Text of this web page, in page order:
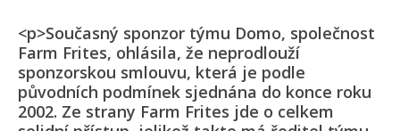
<p>Současný sponzor týmu Domo, společnost
Farm Frites, ohlásila, že neprodlouží
sponzorskou smlouvu, která je podle
původních podmínek sjednána do konce roku
2002. Ze strany Farm Frites jde o celkem